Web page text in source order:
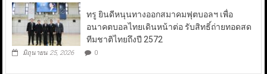
ทรู ยินดีหนุนทางออกสมาคมฟุตบอลฯ เพื่อ
อนาคตบอลไทยเดินหน้าต่อ รับสิทธิ์ถ่ายทอดสด
ทีมชาติไทยถึงปี 2572
มิถุนายน 25, 2026 0